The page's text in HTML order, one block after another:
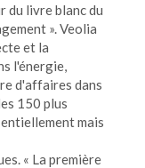
du livre blanc du
». Veolia
et la
l'énergie,
d'affaires dans
150 plus
mais
« La première